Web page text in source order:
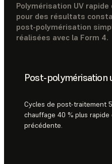
Polymérisation UV
pour des résultats
post-polymérisation
réalisées avec la Form 4.
Post-polymérisation
Cycles de post-traitement
chauffage 40 % plus
précédente.